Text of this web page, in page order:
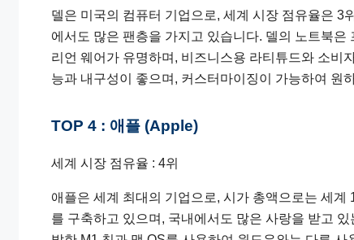
델은 미국의 컴퓨터 기업으로, 세계 시장 점유율은 3
에서도 많은 팬층을 가지고 있습니다. 델의 노트북
리언 웨어가 유명하며, 비즈니스용 라티튜드와 소비
능과 내구성이 좋으며, 커스터마이징이 가능하여 원
TOP 4 : 애플 (Apple)
세계 시장 점유율 : 4위
애플은 세계 최대의 기업으로, 시가 총액으로는 세
를 구축하고 있으며, 국내에서도 많은 사랑을 받고